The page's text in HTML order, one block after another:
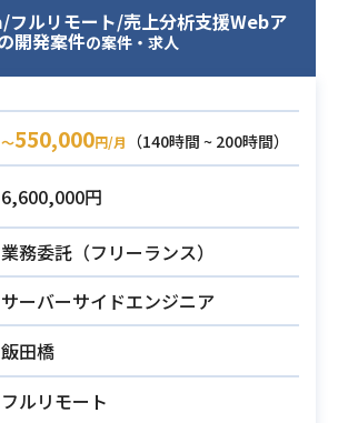
プロジェクト内で稀にプログラム新
規追加開発を依頼される場合もある
為、
開発業務も発生する可能性あるプロ
ジェクトとなっています。
・PHP経験5年程度
・ウェブサーバー運用（PHP＋Fuel
PHP＋MySQL）の経験
・Python基礎知識（バッチ処理）
・BigQureryの基礎知識
（難しいクエリは別チームに作成依
頼が出来る体制になっているので、S
QLと集約関数の知識レベルで問題無
い）
ルリモート/売上分析支援Webア
開発案件の案件・求人
〜550,000円/月
（140時間 ~ 200時間）
6,600,000円
業務委託（フリーランス）
サーバーサイドエンジニア
飯田橋
フルリモート